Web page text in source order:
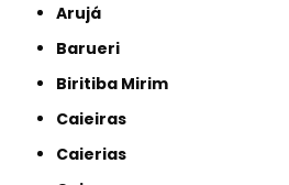
Arujá
Barueri
Biritiba Mirim
Caieiras
Caierias